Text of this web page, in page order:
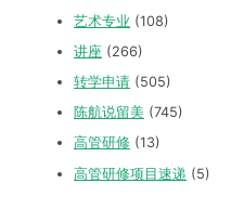
艺术专业 (108)
讲座 (266)
转学申请 (505)
陈航说留美 (745)
高管研修 (13)
高管研修项目速递 (5)